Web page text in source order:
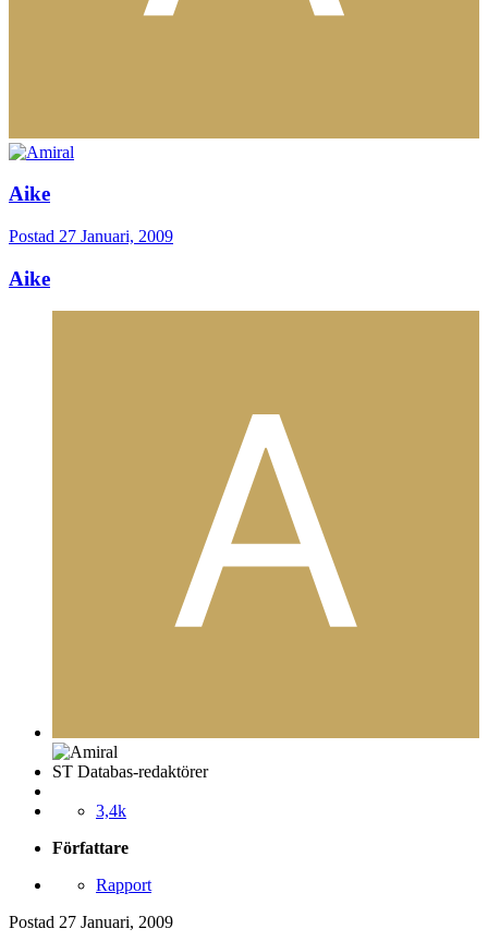
Aike
Postad 27 Januari, 2009
Aike
ST Databas-redaktörer
3,4k
Författare
Rapport
Postad 27 Januari, 2009